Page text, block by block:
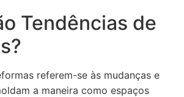
Tendências de
referem-se às mudanças e
a maneira como espaços